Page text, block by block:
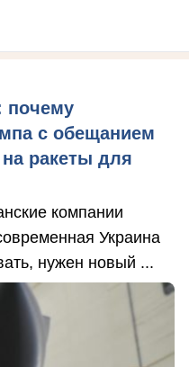
почему
с обещанием
ракеты для
компании
Украина
нужен новый ...